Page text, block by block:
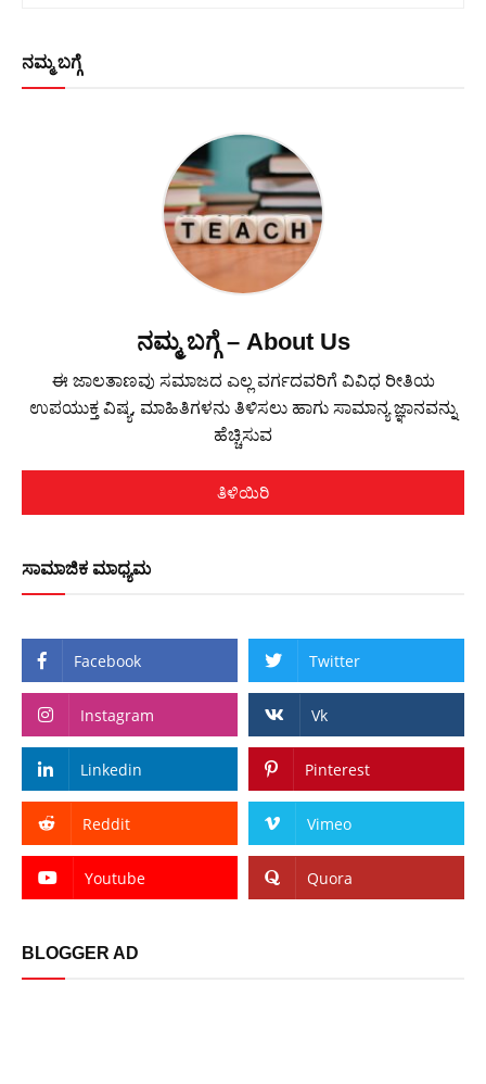
ನಮ್ಮ ಬಗ್ಗೆ
ನಮ್ಮ ಬಗ್ಗೆ – About Us
ಈ ಜಾಲತಾಣವು ಸಮಾಜದ ಎಲ್ಲ ವರ್ಗದವರಿಗೆ ವಿವಿಧ ರೀತಿಯ
ಉಪಯುಕ್ತ ವಿಷ್ಯ, ಮಾಹಿತಿಗಳನು ತಿಳಿಸಲು ಹಾಗು ಸಾಮಾನ್ಯ ಜ್ಞಾನವನ್ನು
ಹೆಚ್ಚಿಸುವ
ತಿಳಿಯಿರಿ
ಸಾಮಾಜಿಕ ಮಾಧ್ಯಮ
Facebook Twitter
Instagram Vk
Linkedin Pinterest
Reddit Vimeo
Youtube Quora
BLOGGER AD